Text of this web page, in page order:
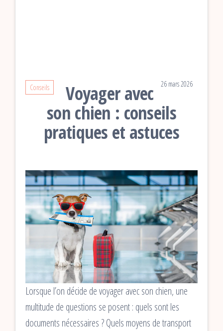
Conseils 26 mars 2026
Voyager avec
son chien : conseils
pratiques et astuces
Lorsque l’on décide de voyager avec son chien, une
multitude de questions se posent : quels sont les
documents nécessaires ? Quels moyens de transport